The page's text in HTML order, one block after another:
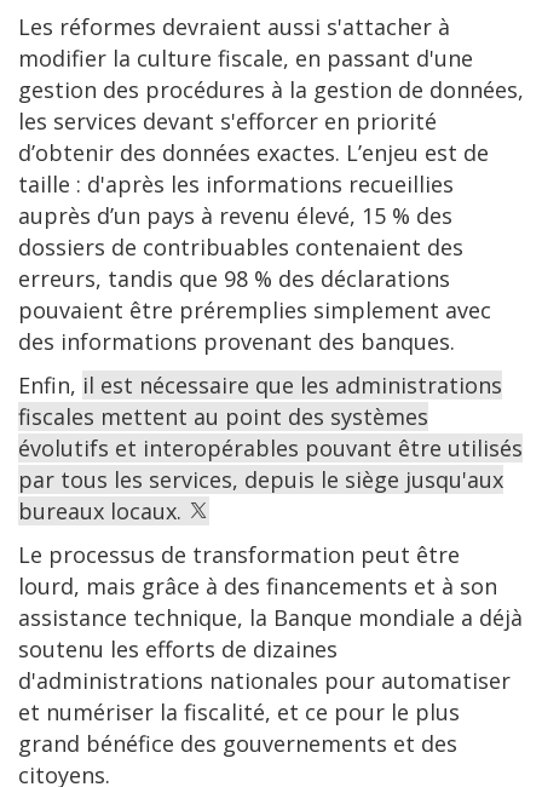
Les réformes devraient aussi s'attacher à
modifier la culture fiscale, en passant d'une
gestion des procédures à la gestion de données,
les services devant s'efforcer en priorité
d’obtenir des données exactes. L’enjeu est de
taille : d'après les informations recueillies
auprès d’un pays à revenu élevé, 15 % des
dossiers de contribuables contenaient des
erreurs, tandis que 98 % des déclarations
pouvaient être préremplies simplement avec
des informations provenant des banques.
Enfin, il est nécessaire que les administrations
fiscales mettent au point des systèmes
évolutifs et interopérables pouvant être utilisés
par tous les services, depuis le siège jusqu'aux
bureaux locaux.
Le processus de transformation peut être
lourd, mais grâce à des financements et à son
assistance technique, la Banque mondiale a déjà
soutenu les efforts de dizaines
d'administrations nationales pour automatiser
et numériser la fiscalité, et ce pour le plus
grand bénéfice des gouvernements et des
citoyens.